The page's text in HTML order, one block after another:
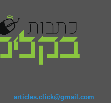
articles.click@gmail.com